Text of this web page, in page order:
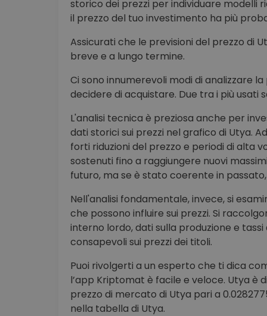
storico dei prezzi per individuare
il prezzo del tuo investimento ha più
Assicurati che le previsioni del prezzo di
breve e a lungo termine.
Ci sono innumerevoli modi di analizzare
decidere di acquistare. Due tra i più usati
L'analisi tecnica è preziosa anche per
dati storici sui prezzi nel grafico di Utya.
forti riduzioni del prezzo e periodi di alta
sostenuti fino a raggiungere nuovi
futuro, ma se è stato coerente in passato,
Nell'analisi fondamentale, invece, si
che possono influire sui prezzi. Si
interno lordo, dati sulla produzione e
consapevoli sui prezzi dei titoli.
Puoi rivolgerti a un esperto che ti dica
l’app Kriptomat è facile e veloce. Utya è
prezzo di mercato di Utya pari a
nella tabella di Utya.